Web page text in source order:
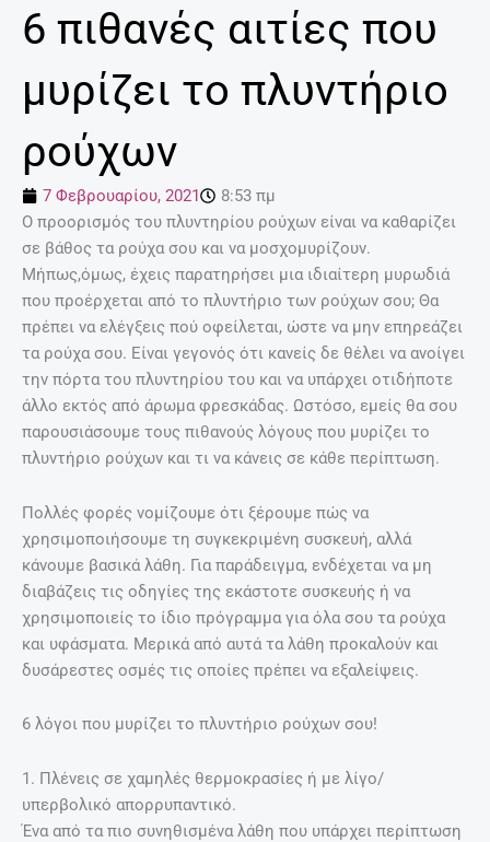
6 πιθανές αιτίες που
μυρίζει το πλυντήριο
ρούχων
7 Φεβρουαρίου, 2021
8:53 πμ
Ο προορισμός του πλυντηρίου ρούχων είναι να καθαρίζει
σε βάθος τα ρούχα σου και να μοσχομυρίζουν.
Μήπως,όμως, έχεις παρατηρήσει μια ιδιαίτερη μυρωδιά
που προέρχεται από το πλυντήριο των ρούχων σου; Θα
πρέπει να ελέγξεις πού οφείλεται, ώστε να μην επηρεάζει
τα ρούχα σου. Είναι γεγονός ότι κανείς δε θέλει να ανοίγει
την πόρτα του πλυντηρίου του και να υπάρχει οτιδήποτε
άλλο εκτός από άρωμα φρεσκάδας. Ωστόσο, εμείς θα σου
παρουσιάσουμε τους πιθανούς λόγους που μυρίζει το
πλυντήριο ρούχων και τι να κάνεις σε κάθε περίπτωση.
Πολλές φορές νομίζουμε ότι ξέρουμε πώς να
χρησιμοποιήσουμε τη συγκεκριμένη συσκευή, αλλά
κάνουμε βασικά λάθη. Για παράδειγμα, ενδέχεται να μη
διαβάζεις τις οδηγίες της εκάστοτε συσκευής ή να
χρησιμοποιείς το ίδιο πρόγραμμα για όλα σου τα ρούχα
και υφάσματα. Μερικά από αυτά τα λάθη προκαλούν και
δυσάρεστες οσμές τις οποίες πρέπει να εξαλείψεις.
6 λόγοι που μυρίζει το πλυντήριο ρούχων σου!
1. Πλένεις σε χαμηλές θερμοκρασίες ή με λίγο/
υπερβολικό απορρυπαντικό.
Ένα από τα πιο συνηθισμένα λάθη που υπάρχει περίπτωση